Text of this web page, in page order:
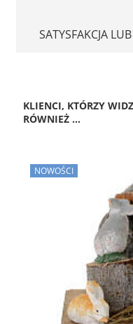
SATYSFAKCJA
KLIENCI, KTÓRZY
RÓWNIEŻ ...
NOWOŚCI